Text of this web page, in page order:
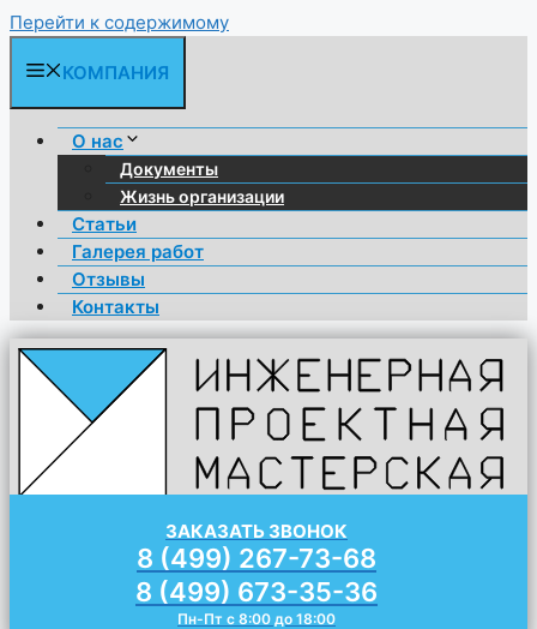
Перейти к содержимому
КОМПАНИЯ
О нас
Документы
Жизнь организации
Статьи
Галерея работ
Отзывы
Контакты
ЗАКАЗАТЬ ЗВОНОК
8 (499) 267-73-68
8 (499) 673-35-36
Пн-Пт с 8:00 до 18:00